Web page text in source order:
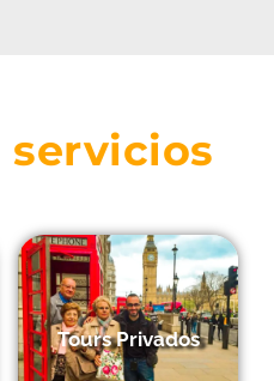
servicios
Tours Privados